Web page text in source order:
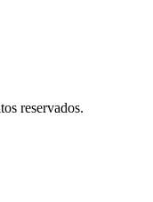
reservados.